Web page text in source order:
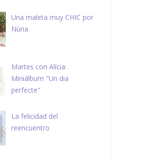
Una maleta muy CHIC por
Núria
Martes con Alícia:
Miniálbum "Un dia
perfecte"
La felicidad del
reencuentro